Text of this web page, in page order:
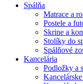
Spálňa
Matrace a
Postele a
Skrine a
Stolíky do
Spálňové
Kancelária
Podložky a